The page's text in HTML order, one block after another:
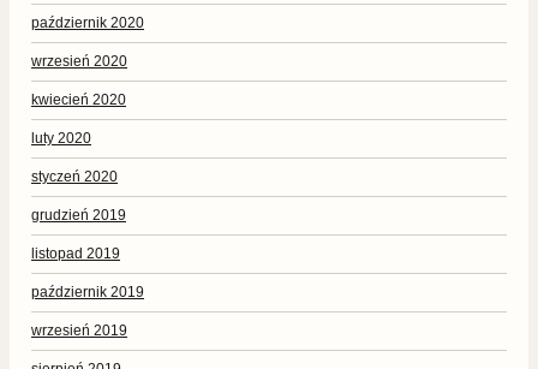
październik 2020
wrzesień 2020
kwiecień 2020
luty 2020
styczeń 2020
grudzień 2019
listopad 2019
październik 2019
wrzesień 2019